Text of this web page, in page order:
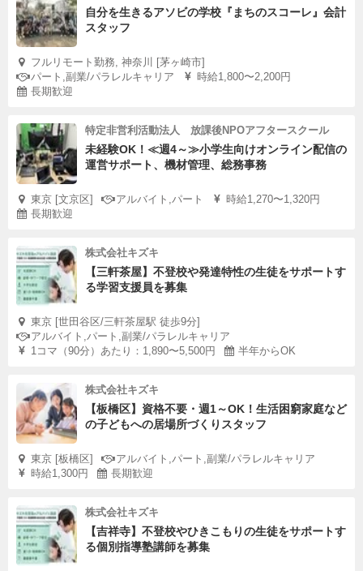
自分を生きるアソビの学校『まちのスコーレ』会計
スタッフ
フルリモート勤務, 神奈川 [茅ヶ崎市]
パート,副業/パラレルキャリア
時給1,800〜2,200円
長期歓迎
特定非営利活動法人 放課後NPOアフタースクール
未経験OK！≪週4～≫小学生向けオンライン配信の
運営サポート、機材管理、総務事務
東京 [文京区] アルバイト,パート
時給1,270〜1,320円
長期歓迎
株式会社キズキ
【三軒茶屋】不登校や発達特性の生徒をサポートす
る学習支援員を募集
東京 [世田谷区/三軒茶屋駅 徒歩9分]
アルバイト,パート,副業/パラレルキャリア
1コマ（90分）あたり：1,890〜5,500円
半年からOK
株式会社キズキ
【板橋区】資格不要・週1～OK！生活困窮家庭など
の子どもへの居場所づくりスタッフ
東京 [板橋区]
アルバイト,パート,副業/パラレルキャリア
時給1,300円
長期歓迎
株式会社キズキ
【吉祥寺】不登校やひきこもりの生徒をサポートす
る個別指導塾講師を募集